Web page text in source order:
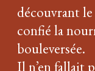
découvrant
confié la
bouleversée.
Il n’en fallait